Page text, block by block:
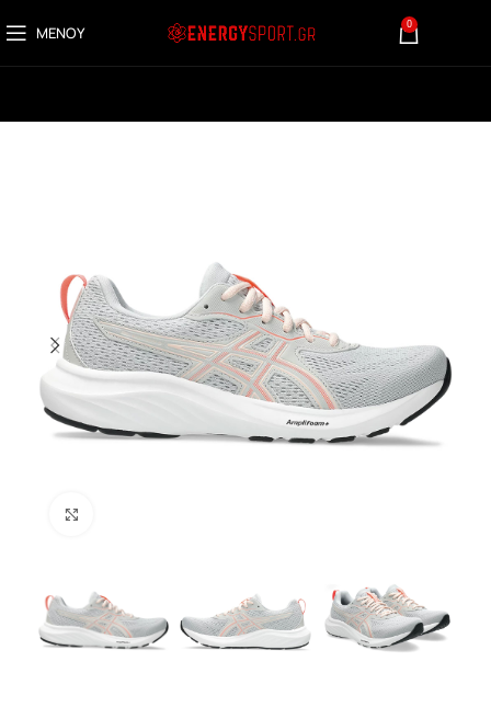
ΜΕΝΟΎ 0